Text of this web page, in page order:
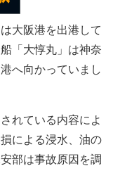
大阪港を出港して
「大惇丸」は神奈
へ向かっていまし
れている内容によ
による浸水、油の
部は事故原因を調